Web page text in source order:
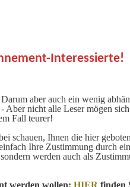
Interessierte!
Darum aber auch ein wenig
Aber nicht alle Leser mögen
Fall teurer!
schauen, Ihnen die hier
Ihre Zustimmung durch
werden auch als